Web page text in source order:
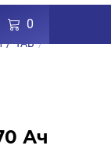
0
/ TAB /
Ач